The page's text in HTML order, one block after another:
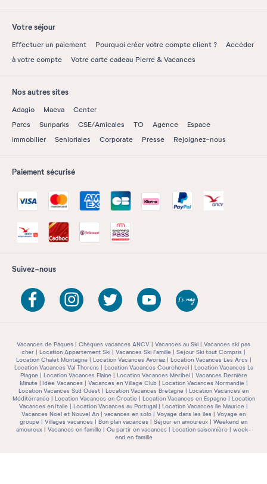
Votre séjour
Effectuer un paiement Pourquoi créer votre compte client ?
Accéder
à votre compte
Votre carte cadeau Pierre & Vacances
Nos autres sites
Adagio Maeva
Center
Parcs
Sunparks CSE/Amicales TO Agence
Espace
immobilier
Senioriales Corporate Presse Rejoignez-nous
Paiement sécurisé
Suivez-nous
Vacances de Pâques Chèques vacances ANCV Vacances au Ski
Vacances ski pas
cher
Location Appartement Ski Vacances Ski Famille
Séjour Ski tout Compris
Location Chalet Montagne
Location Vacances Avoriaz
Location Vacances Les Arcs
Location Vacances Val Thorens
Location Vacances Courchevel
Location Vacances La
Plagne
Location Vacances Flaine Location Vacances Meribel
Vacances Dernière
Minute
Idée Vacances Vacances en Village Club
Location Vacances Normandie
Location Vacances Sud Ouest
Location Vacances Bretagne
Location Vacances en
Méditérranée
Location Vacances en Croatie Location Vacances en Espagne
Location
Vacances en Italie
Location Vacances au Portugal
Location Vacances île Maurice
Vacances Noel et Nouvel An
vacances en solo Voyage dans les îles
Voyage en
groupe
Villages vacances Bon plan vacances Séjour en amoureux
Weekend en
amoureux
Vacances en famille Ou partir en vacances Location saisonnière
week-
end en famille